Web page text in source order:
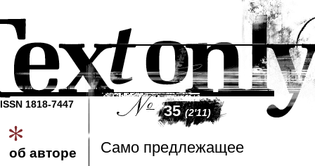
ISSN 1818-7447
об авторе
35(2'11)
Само предлежащее